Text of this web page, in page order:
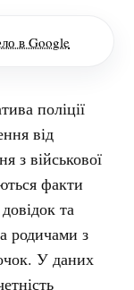
в Google
поліції
від
з військової
факти
та
родичами з
У даних